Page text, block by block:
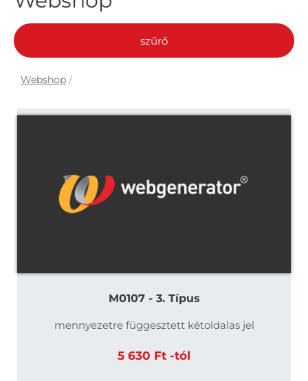
szűrő
Webshop /
M0107 - 3. Típus
mennyezetre függesztett kétoldalas jel
5 630 Ft -tól